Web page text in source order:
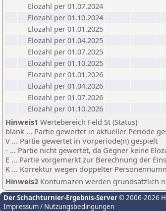
Elozahl per 01.07.2024
Elozahl per 01.10.2024
Elozahl per 01.01.2025
Elozahl per 01.04.2025
Elozahl per 01.07.2025
Elozahl per 01.10.2025
Elozahl per 01.01.2026
Elozahl per 01.04.2026
Elozahl per 01.07.2026
Elozahl per 01.10.2026
Hinweis1 Wertebereich Feld St (Status)
blank ... Partie gewertet in aktueller Periode
V ... Partie gewertet in Vorperiode(n) gespielt
- ... Partie nicht gewertet, da Gegner keine
E ... Partie vorgemerkt zur Berechnung der
K ... Korrektur wegen doppelter
Hinweis2 Kontumazen werden grundsätzlich
Der Schachturnier-Ergebnis-Server© 2006-2026
Impressum / Nutzungsbedingungen